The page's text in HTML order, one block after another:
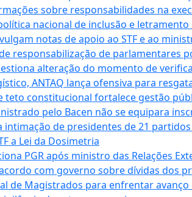
sobre responsabilidades na
nacional de inclusão e
notas de apoio ao STF e ao
responsabilização de parlamentares
alteração do momento de
ANTAQ lança ofensiva para
teto constitucional fortalece gestão
pelo Bacen não se equipara
de presidentes de 21
a Lei da Dosimetria
PGR após ministro das Relações
com governo sobre dívidas dos
de Magistrados para enfrentar